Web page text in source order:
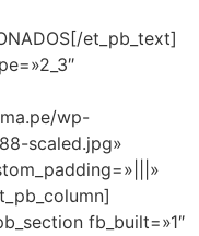
et_pb_text]
wp-
scaled.jpg»
fb_built=»1″